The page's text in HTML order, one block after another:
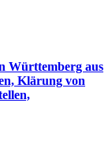
Württemberg aus
Klärung von